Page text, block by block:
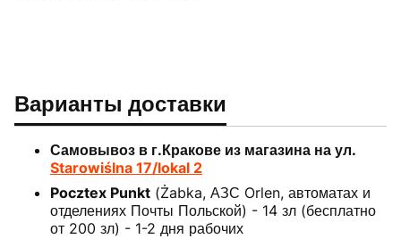
Варианты доставки
Самовывоз в г.Кракове из магазина на ул.
Starowiślna 17/lokal 2
Pocztex Punkt (Żabka, АЗС Orlen, автоматах и
отделениях Почты Польской) - 14 зл (бесплатно
от 200 зл) - 1-2 дня рабочих